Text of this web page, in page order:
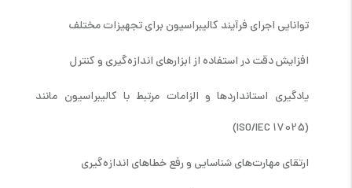
توانایی اجرای فرآیند کالیبراسیون برای تجهیزات مختلف
افزایش دقت در استفاده از ابزارهای اندازه‌گیری و کنترل
یادگیری استانداردها و الزامات مرتبط با کالیبراسیون مانند
(ISO/IEC 17025)
ارتقای مهارت‌های شناسایی و رفع خطاهای اندازه‌گیری